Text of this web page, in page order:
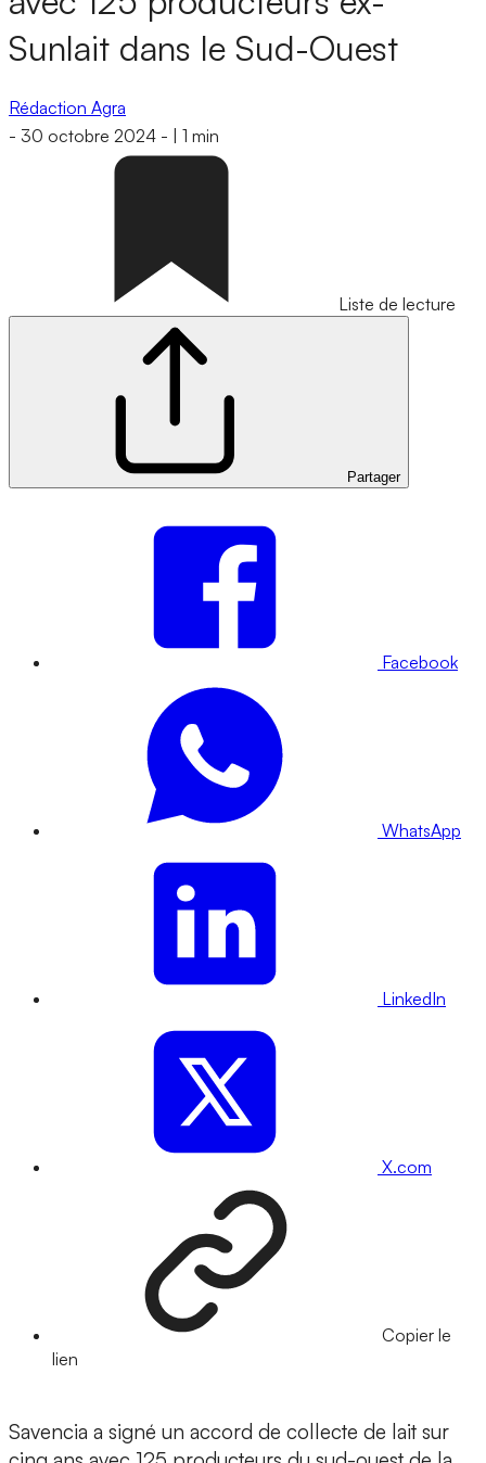
Sunlait dans le Sud-Ouest
Rédaction Agra
- 30 octobre 2024 - 1 min
Liste de lecture
Partager
Facebook
WhatsApp
LinkedIn
X.com
Copier le
lien
Savencia a signé un accord de collecte de lait sur